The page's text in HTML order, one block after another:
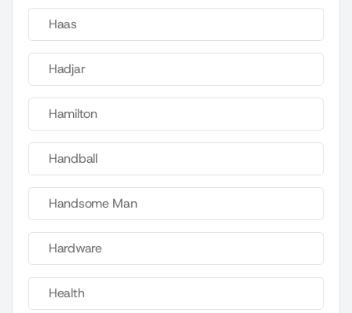
Haas
Hadjar
Hamilton
Handball
Handsome Man
Hardware
Health